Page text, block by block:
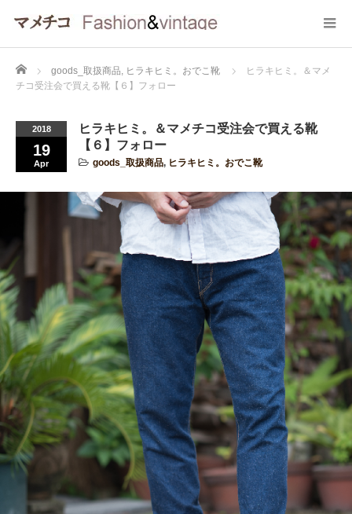
Home goods_取扱商品, ヒラキヒミ。おでこ靴
ヒラキヒミ。＆マメ
チコ受注会で買える靴【６】フォロー
2018
19
Apr
ヒラキヒミ。＆マメチコ受注会で買える靴
【６】フォロー
goods_取扱商品, ヒラキヒミ。おでこ靴